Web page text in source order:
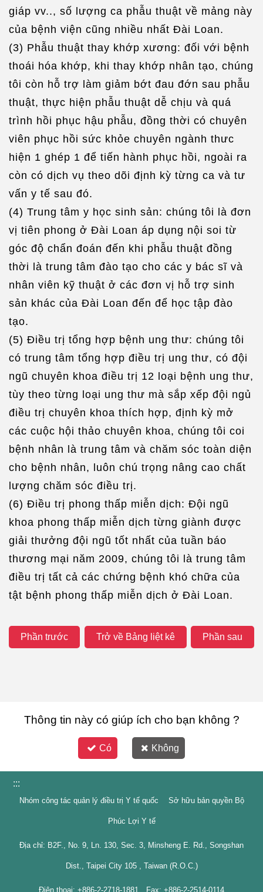
giáp vv.., số lượng ca phẫu thuật về mảng này
của bệnh viện cũng nhiều nhất Đài Loan.
(3) Phẫu thuật thay khớp xương: đối với bệnh
thoái hóa khớp, khi thay khớp nhân tạo, chúng
tôi còn hỗ trợ làm giảm bớt đau đớn sau phẫu
thuật, thực hiện phẫu thuật dễ chịu và quá
trình hồi phục hậu phẫu, đồng thời có chuyên
viên phục hồi sức khỏe chuyên ngành thưc
hiện 1 ghép 1 để tiến hành phục hồi, ngoài ra
còn có dịch vụ theo dõi định kỳ từng ca và tư
vấn y tế sau đó.
(4) Trung tâm y học sinh sản: chúng tôi là đơn
vị tiên phong ở Đài Loan áp dụng nội soi từ
góc độ chẩn đoán đến khi phẫu thuật đồng
thời là trung tâm đào tạo cho các y bác sĩ và
nhân viên kỹ thuật ở các đơn vị hỗ trợ sinh
sản khác của Đài Loan đến để học tập đào
tạo.
(5) Điều trị tổng hợp bệnh ung thư: chúng tôi
có trung tâm tổng hợp điều trị ung thư, có đội
ngũ chuyên khoa điều trị 12 loại bệnh ung thư,
tùy theo từng loại ung thư mà sắp xếp đội ngủ
điều trị chuyên khoa thích hợp, định kỳ mở
các cuộc hội thảo chuyên khoa, chúng tôi coi
bệnh nhân là trung tâm và chăm sóc toàn diện
cho bệnh nhân, luôn chú trọng nâng cao chất
lượng chăm sóc điều trị.
(6) Điều trị phong thấp miễn dịch: Đội ngũ
khoa phong thấp miễn dịch từng giành được
giải thưởng đội ngũ tốt nhất của tuần báo
thương mại năm 2009, chúng tôi là trung tâm
điều trị tất cả các chứng bệnh khó chữa của
tật bệnh phong thấp miễn dịch ở Đài Loan.
Phần trước Trở về Bảng liệt kê Phần sau
Thông tin này có giúp ích cho bạn không ?
Có Không
:::
Nhóm công tác quản lý điều trị Y tế quốc Sở hữu bản quyền Bộ
Phúc Lợi Y tế
Địa chỉ: B2F., No. 9, Ln. 130, Sec. 3, Minsheng E. Rd., Songshan
Dist., Taipei City 105 , Taiwan (R.O.C.)
Điện thoại: +886-2-2718-1881 Fax: +886-2-2514-0114